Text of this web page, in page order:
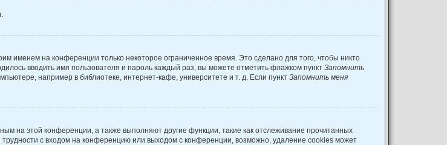
именем на конференции только некоторое ограниченное время. Это сделано для того, чтобы никто
вводить имя пользователя и пароль каждый раз, вы можете отметить флажком пункт Запомнить
например в библиотеке, интернет-кафе, университете и т. д. Если пункт Запомнить меня
на этой конференции, а также выполняют другие функции, такие как отслеживание прочитанных
с входом на конференцию или выходом с конференции, возможно, удаление cookies может